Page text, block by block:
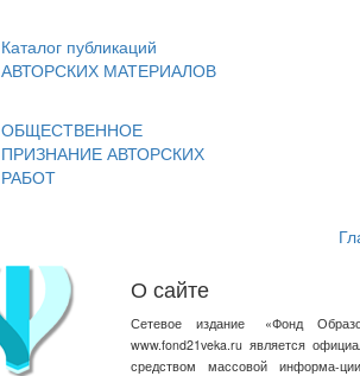
Каталог публикаций
АВТОРСКИХ МАТЕРИАЛОВ
ОБЩЕСТВЕННОЕ
ПРИЗНАНИЕ АВТОРСКИХ
РАБОТ
О сайте
Сетевое издание «Фонд
www.fond21veka.ru является
средством массовой информа-